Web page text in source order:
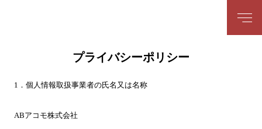
プライバシーポリシー
1．個人情報取扱事業者の氏名又は名称
ABアコモ株式会社